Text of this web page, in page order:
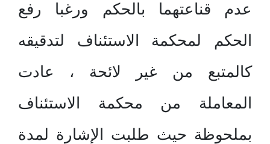
عدم قناعتهما بالحكم ورغبا رفع
الحكم لمحكمة الاستئناف لتدقيقه
كالمتبع من غير لائحة ، عادت
المعاملة من محكمة الاستئناف
بملحوظة حيث طلبت الإشارة لمدة